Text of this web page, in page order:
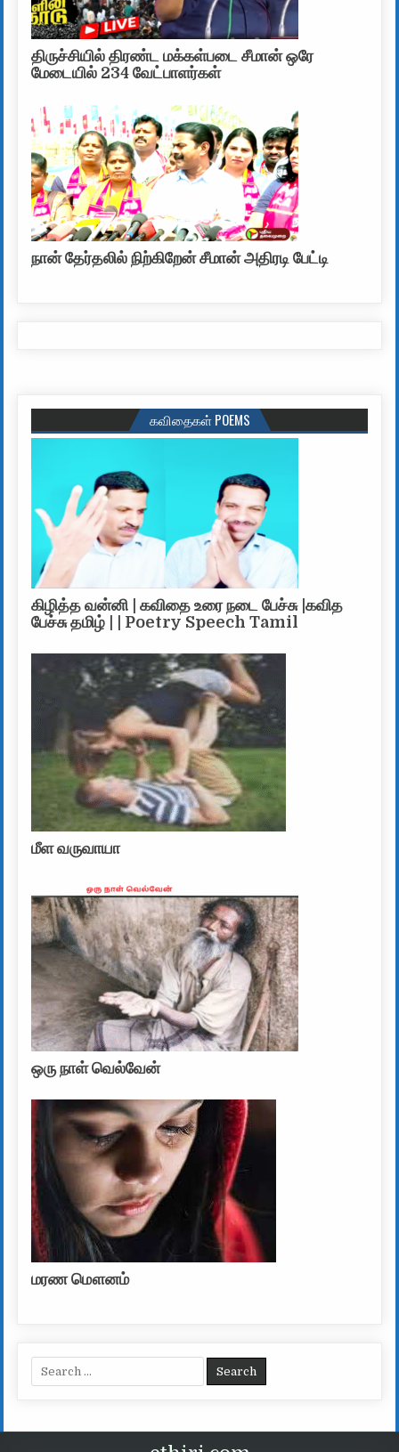
திருச்சியில் திரண்ட மக்கள்படை சீமான் ஒரே
மேடையில் 234 வேட்பாளர்கள்
நான் தேர்தலில் நிற்கிறேன் சீமான் அதிரடி பேட்டி
கவிதைகள் POEMS
கிழித்த வன்னி | கவிதை உரை நடை பேச்சு |கவித
பேச்சு தமிழ் | | Poetry Speech Tamil
மீள வருவாயா
ஒரு நாள் வெல்வேன்
மரண மௌனம்
Search for: